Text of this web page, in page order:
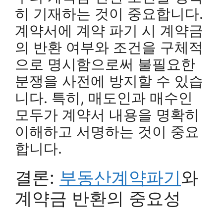
히 기재하는 것이 중요합니다.
계약서에 계약 파기 시 계약금
의 반환 여부와 조건을 구체적
으로 명시함으로써 불필요한
분쟁을 사전에 방지할 수 있습
니다. 특히, 매도인과 매수인
모두가 계약서 내용을 명확히
이해하고 서명하는 것이 중요
합니다.
결론: 부동산계약파기와
계약금 반환의 중요성